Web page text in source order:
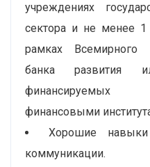
учреждениях
сектора и не менее
рамках Всемирного
банка развития
финансовыми
Хорошие
коммуникации.